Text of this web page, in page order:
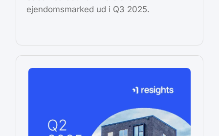
ejendomsmarked ud i Q3 2025.